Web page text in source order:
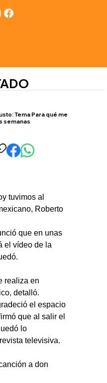
Tema Para qué me
semanas
tuvimos al
Roberto
que en unas
el vídeo de la
realiza en
detalló.
el espacio
que al salir el
lo
televisiva.
a don